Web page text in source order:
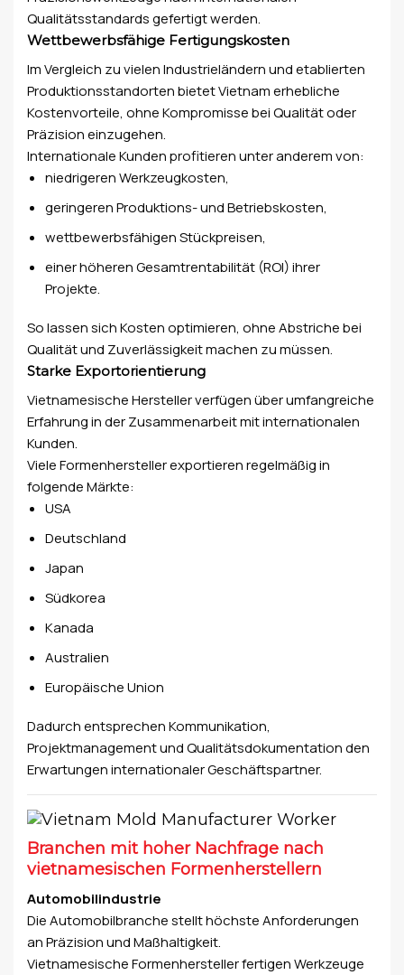
Qualitätsstandards gefertigt werden.
Wettbewerbsfähige Fertigungskosten
Im Vergleich zu vielen Industrieländern und etablierten
Produktionsstandorten bietet Vietnam erhebliche
Kostenvorteile, ohne Kompromisse bei Qualität oder
Präzision einzugehen.
Internationale Kunden profitieren unter anderem von:
niedrigeren Werkzeugkosten,
geringeren Produktions- und Betriebskosten,
wettbewerbsfähigen Stückpreisen,
einer höheren Gesamtrentabilität (ROI) ihrer
Projekte.
So lassen sich Kosten optimieren, ohne Abstriche bei
Qualität und Zuverlässigkeit machen zu müssen.
Starke Exportorientierung
Vietnamesische Hersteller verfügen über umfangreiche
Erfahrung in der Zusammenarbeit mit internationalen
Kunden.
Viele Formenhersteller exportieren regelmäßig in
folgende Märkte:
USA
Deutschland
Japan
Südkorea
Kanada
Australien
Europäische Union
Dadurch entsprechen Kommunikation,
Projektmanagement und Qualitätsdokumentation den
Erwartungen internationaler Geschäftspartner.
Branchen mit hoher Nachfrage nach
vietnamesischen Formenherstellern
Automobilindustrie
Die Automobilbranche stellt höchste Anforderungen
an Präzision und Maßhaltigkeit.
Vietnamesische Formenhersteller fertigen Werkzeuge